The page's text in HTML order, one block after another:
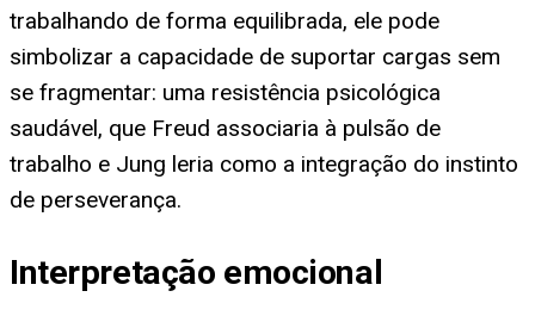
trabalhando de forma equilibrada, ele pode
simbolizar a capacidade de suportar cargas sem
se fragmentar: uma resistência psicológica
saudável, que Freud associaria à pulsão de
trabalho e Jung leria como a integração do instinto
de perseverança.
Interpretação emocional